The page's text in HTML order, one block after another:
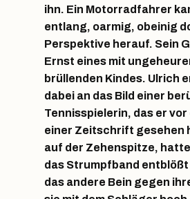
ihn. Ein Motorradfahrer
entlang, oarmig, obeinig
Perspektive herauf. Sein
Ernst eines mit
brüllenden Kindes. Ulrich
dabei an das Bild einer
Tennisspielerin, das er
einer Zeitschrift gesehen
auf der Zehenspitze,
das Strumpfband
das andere Bein gegen